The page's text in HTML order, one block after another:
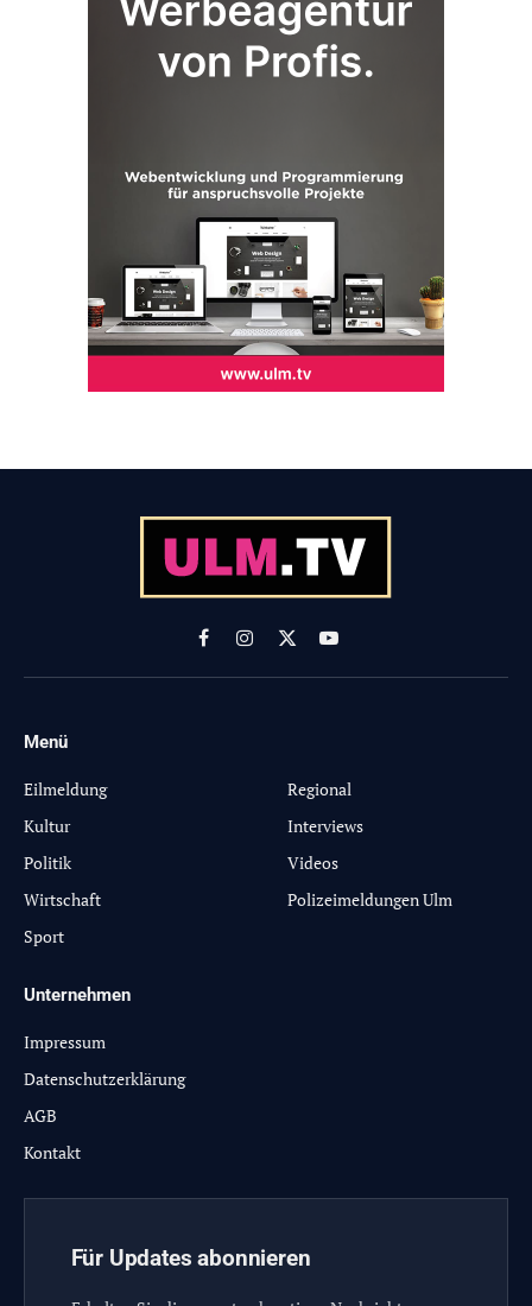
FacebookInstagram
X
(Twitter)
YouTube
Menü
Eilmeldung
Kultur
Politik
Wirtschaft
Sport
Regional
Interviews
Videos
Polizeimeldungen Ulm
Unternehmen
Impressum
Datenschutzerklärung
AGB
Kontakt
Für Updates abonnieren